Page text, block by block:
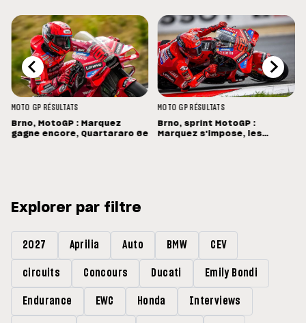
MOTO GP RÉSULTATS
Brno, MotoGP : Marquez
gagne encore, Quartararo 6e
MOTO GP RÉSULTATS
Brno, sprint MotoGP :
Marquez s'impose, les
Explorer par filtre
2027 Aprilia Auto BMW CEV
circuits Concours Ducati Emily Bondi
Endurance EWC Honda Interviews